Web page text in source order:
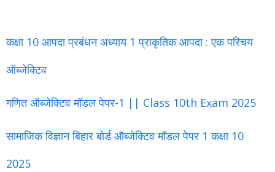
कक्षा 10 आपदा प्रबंधन अध्याय 1 प्राकृतिक आपदा : एक परिचय
ऑब्जेक्टिव
गणित ऑब्जेक्टिव मॉडल पेपर-1 || Class 10th Exam 2025
सामाजिक विज्ञान बिहार बोर्ड ऑब्जेक्टिव मॉडल पेपर 1 कक्षा 10
2025